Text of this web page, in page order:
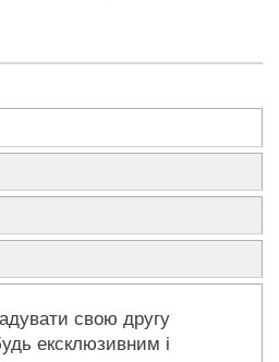
свою другу
ексклюзивним і